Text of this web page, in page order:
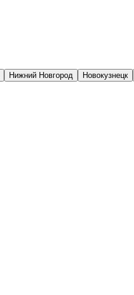
Нижний Новгород Новокузнецк